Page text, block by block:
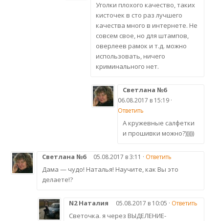
Уголки плохого качество, таких
кисточек в сто раз лучшего
качества много в интернете. Не
совсем свое, но для штампов,
оверлеев рамок и т.д. можно
использовать, ничего
криминального нет.
Светлана №6
06.08.2017 в 15:19 ·
Ответить
А кружевные салфетки
и прошивки можно?))))))
Светлана №6 05.08.2017 в 3:11 · Ответить
Дама — чудо! Наталья! Научите, как Вы это
делаете!?
N2 Наталия 05.08.2017 в 10:05 · Ответить
Светочка. я через ВЫДЕЛЕНИЕ-